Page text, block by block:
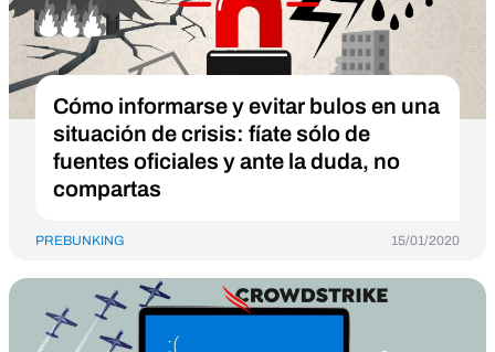
Cómo informarse y evitar bulos en una
situación de crisis: fíate sólo de
fuentes oficiales y ante la duda, no
compartas
PREBUNKING 15/01/2020